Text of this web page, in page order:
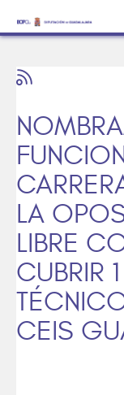
LA
LIBRE
CUBRIR
CEIS